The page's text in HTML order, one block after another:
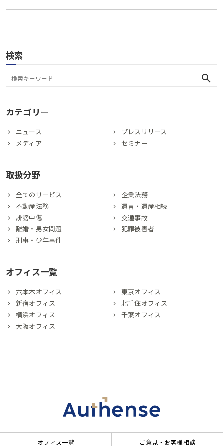
検索
search
カテゴリー
ニュース
プレスリリース
メディア
セミナー
取扱分野
全てのサービス
企業法務
不動産法務
遺言・遺産相続
誹謗中傷
交通事故
離婚・男女問題
犯罪被害者
刑事・少年事件
オフィス一覧
六本木オフィス
東京オフィス
新宿オフィス
北千住オフィス
横浜オフィス
千葉オフィス
大阪オフィス
オフィス一覧 ご意見・お客様相談